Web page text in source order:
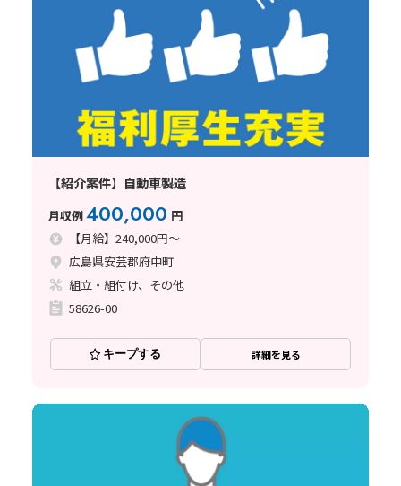
【紹介案件】自動車製造
月収例400,000 円
【月給】240,000円～
広島県安芸郡府中町
組立・組付け、その他
58626-00
キープする 詳細を見る